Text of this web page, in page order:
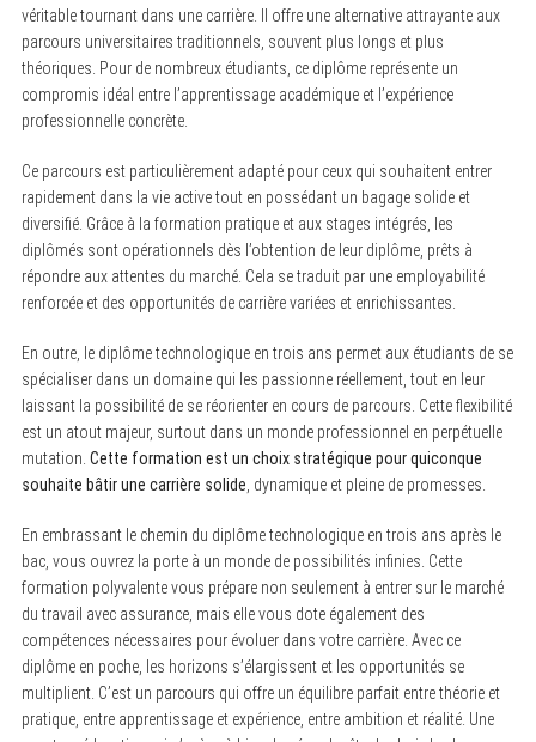
véritable tournant dans une carrière. Il offre une alternative attrayante aux
parcours universitaires traditionnels, souvent plus longs et plus
théoriques. Pour de nombreux étudiants, ce diplôme représente un
compromis idéal entre l’apprentissage académique et l’expérience
professionnelle concrète.
Ce parcours est particulièrement adapté pour ceux qui souhaitent entrer
rapidement dans la vie active tout en possédant un bagage solide et
diversifié. Grâce à la formation pratique et aux stages intégrés, les
diplômés sont opérationnels dès l’obtention de leur diplôme, prêts à
répondre aux attentes du marché. Cela se traduit par une employabilité
renforcée et des opportunités de carrière variées et enrichissantes.
En outre, le diplôme technologique en trois ans permet aux étudiants de se
spécialiser dans un domaine qui les passionne réellement, tout en leur
laissant la possibilité de se réorienter en cours de parcours. Cette flexibilité
est un atout majeur, surtout dans un monde professionnel en perpétuelle
mutation. Cette formation est un choix stratégique pour quiconque
souhaite bâtir une carrière solide , dynamique et pleine de promesses.
En embrassant le chemin du diplôme technologique en trois ans après le
bac, vous ouvrez la porte à un monde de possibilités infinies. Cette
formation polyvalente vous prépare non seulement à entrer sur le marché
du travail avec assurance, mais elle vous dote également des
compétences nécessaires pour évoluer dans votre carrière. Avec ce
diplôme en poche, les horizons s’élargissent et les opportunités se
multiplient. C’est un parcours qui offre un équilibre parfait entre théorie et
pratique, entre apprentissage et expérience, entre ambition et réalité. Une
S
a
r
f
o
r